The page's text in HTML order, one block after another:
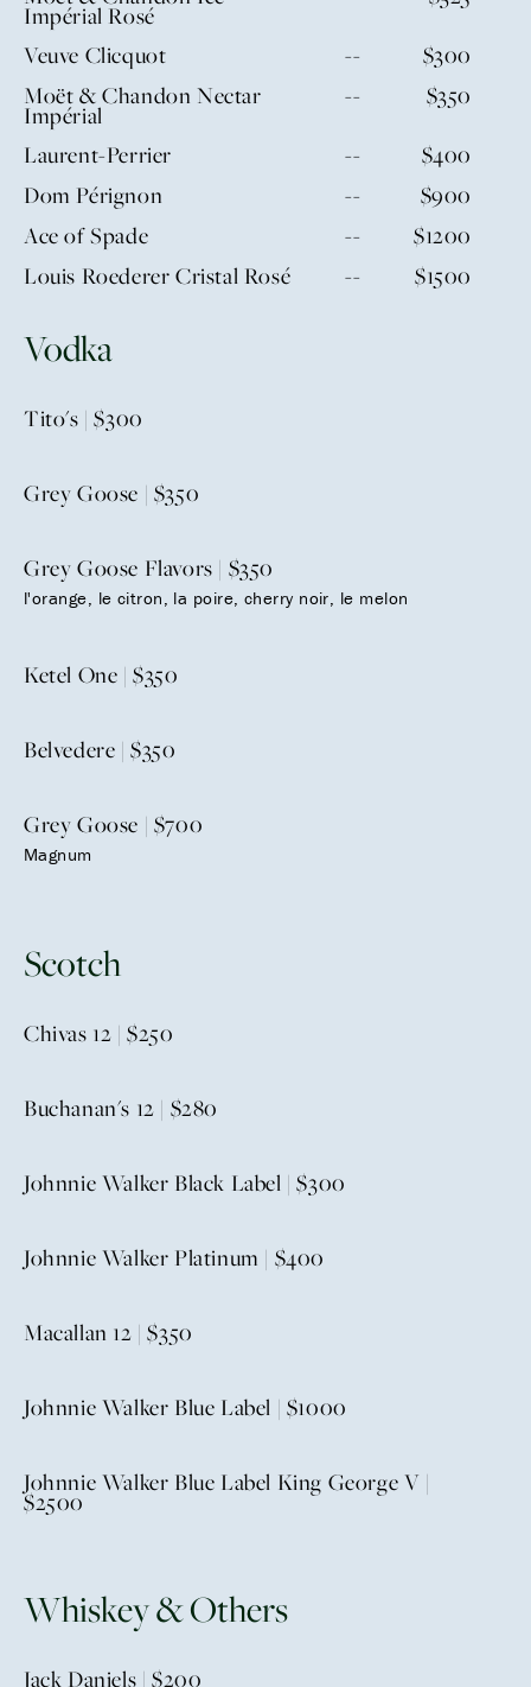
Impérial Rosé
Veuve Clicquot
--
$300
Moët & Chandon Nectar
Impérial
--
$350
Laurent-Perrier
--
$400
Dom Pérignon
--
$900
Ace of Spade
--
$1200
Louis Roederer Cristal Rosé
-- $1500
Vodka
Tito's | $300
Grey Goose | $350
Grey Goose Flavors | $350
l'orange, le citron, la poire, cherry noir, le melon
Ketel One | $350
Belvedere | $350
Grey Goose | $700
Magnum
Scotch
Chivas 12 | $250
Buchanan's 12 | $280
Johnnie Walker Black Label | $300
Johnnie Walker Platinum | $400
Macallan 12 | $350
Johnnie Walker Blue Label | $1000
Johnnie Walker Blue Label King George V |
$2500
Whiskey & Others
Jack Daniels | $200